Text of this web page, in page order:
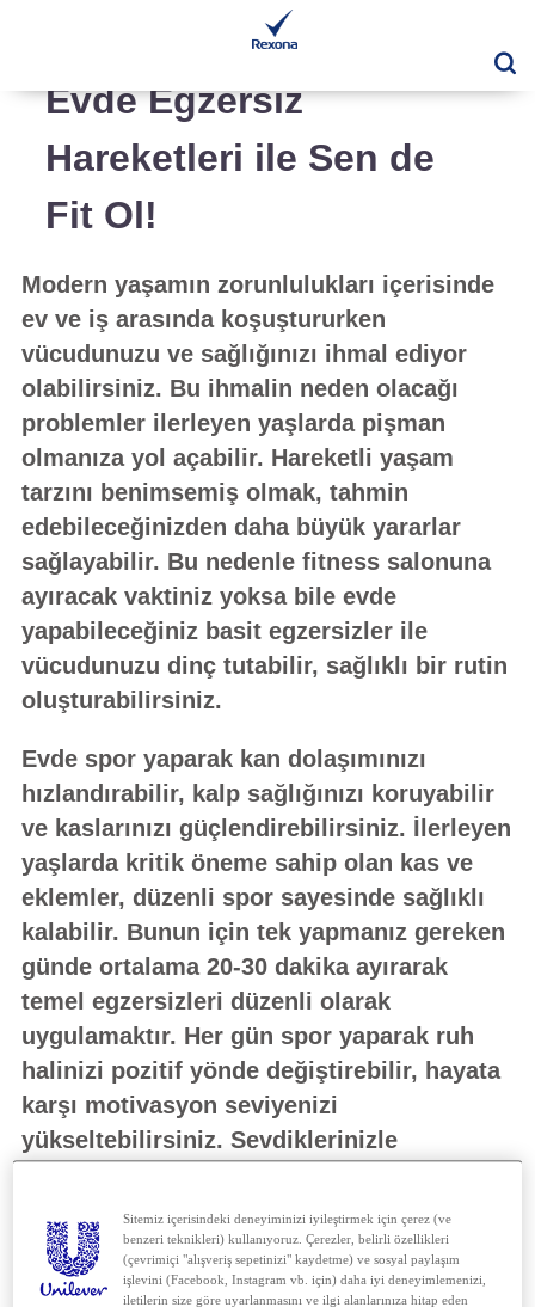
Evde Egzersiz
Hareketleri ile Sen de
Fit Ol!
Modern yaşamın zorunlulukları içerisinde
ev ve iş arasında koşuştururken
vücudunuzu ve sağlığınızı ihmal ediyor
olabilirsiniz. Bu ihmalin neden olacağı
problemler ilerleyen yaşlarda pişman
olmanıza yol açabilir. Hareketli yaşam
tarzını benimsemiş olmak, tahmin
edebileceğinizden daha büyük yararlar
sağlayabilir. Bu nedenle fitness salonuna
ayıracak vaktiniz yoksa bile evde
yapabileceğiniz basit egzersizler ile
vücudunuzu dinç tutabilir, sağlıklı bir rutin
oluşturabilirsiniz.
Evde spor yaparak kan dolaşımınızı
hızlandırabilir, kalp sağlığınızı koruyabilir
ve kaslarınızı güçlendirebilirsiniz. İlerleyen
yaşlarda kritik öneme sahip olan kas ve
eklemler, düzenli spor sayesinde sağlıklı
kalabilir. Bunun için tek yapmanız gereken
günde ortalama 20-30 dakika ayırarak
temel egzersizleri düzenli olarak
uygulamaktır. Her gün spor yaparak ruh
halinizi pozitif yönde değiştirebilir, hayata
karşı motivasyon seviyenizi
yükseltebilirsiniz. Sevdiklerinizle
hareketsiz yaşam tarzından kaçınmalı,
beslenme düzeninizi doğru biçimde
oluşturmalısınız. İşte, evde fitness yaparak
Sitemiz içerisindeki deneyiminizi iyileştirmek için çerez (ve
benzeri teknikleri) kullanıyoruz. Çerezler, belirli özellikleri
(çevrimiçi "alışveriş sepetinizi" kaydetme) ve sosyal paylaşım
işlevini (Facebook, Instagram vb. için) daha iyi deneyimlemenizi,
iletilerin size göre uyarlanmasını ve ilgi alanlarınıza hitap eden